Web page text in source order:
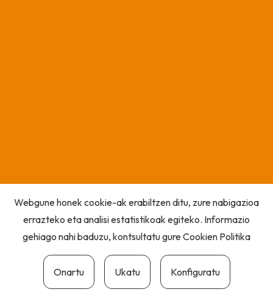
Webgune honek cookie-ak erabiltzen ditu, zure nabigazioa
errazteko eta analisi estatistikoak egiteko. Informazio
gehiago nahi baduzu, kontsultatu gureCookien Politika
Onartu Ukatu Konfiguratu